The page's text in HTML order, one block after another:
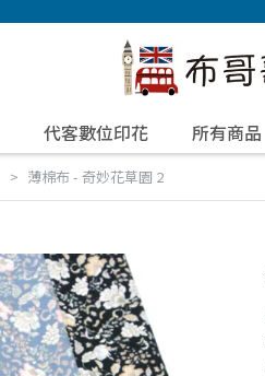
代客數位印花 所有商品
薄棉布 - 奇妙花草園 2